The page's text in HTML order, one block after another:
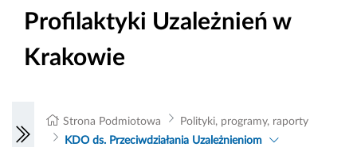
Profilaktyki Uzależnień w
Krakowie
Strona Podmiotowa
Polityki, programy, raporty
KDO ds. Przeciwdziałania Uzależnieniom